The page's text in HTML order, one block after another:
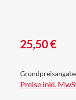
Regulärer Preis:
25,50 €
Preise inkl.